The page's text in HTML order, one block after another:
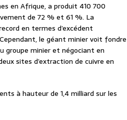
en Afrique, a produit 410 700
de 72 % et 61 %. La
en termes d’excédent
le géant minier voit fondre
groupe minier et négociant en
sites d’extraction de cuivre en
à hauteur de 1,4 milliard sur les